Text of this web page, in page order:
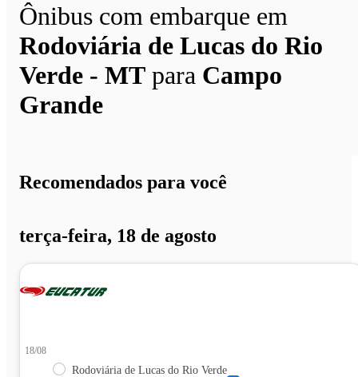
Ônibus com embarque em
Rodoviária de Lucas do Rio
Verde - MT para Campo
Grande
Recomendados para você
terça-feira, 18 de agosto
18/08
Rodoviária de Lucas do Rio Verde